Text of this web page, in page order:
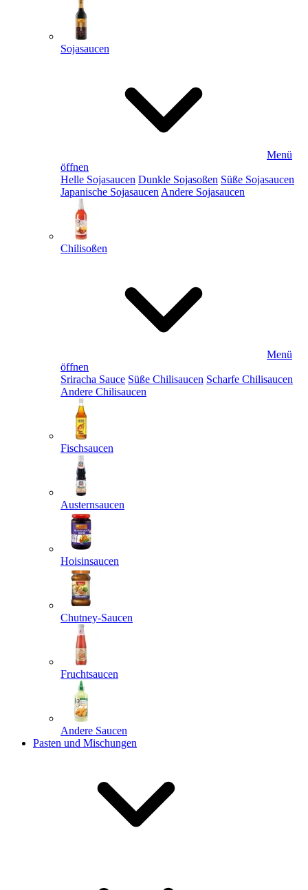
Sojasaucen
Menü
öffnen
Helle Sojasaucen Dunkle Sojasoßen Süße Sojasaucen
Japanische Sojasaucen Andere Sojasaucen
Chilisoßen
Menü
öffnen
Sriracha Sauce Süße Chilisaucen Scharfe Chilisaucen
Andere Chilisaucen
Fischsaucen
Austernsaucen
Hoisinsaucen
Chutney-Saucen
Fruchtsaucen
Andere Saucen
Pasten und Mischungen